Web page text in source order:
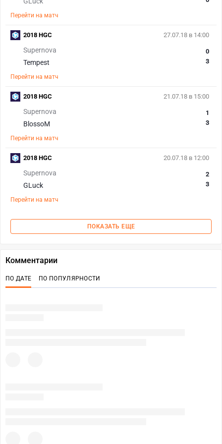
Перейти на матч
27.07.18 в 14:00
Supernova
Tempest
0
3
Перейти на матч
2018 HGC
21.07.18 в 15:00
Supernova
BlossoM
1
3
Перейти на матч
2018 HGC
20.07.18 в 12:00
Supernova
GLuck
2
3
Перейти на матч
2018 HGC
ПОКАЗАТЬ ЕЩЕ
Комментарии
ПО ДАТЕ ПО ПОПУЛЯРНОСТИ